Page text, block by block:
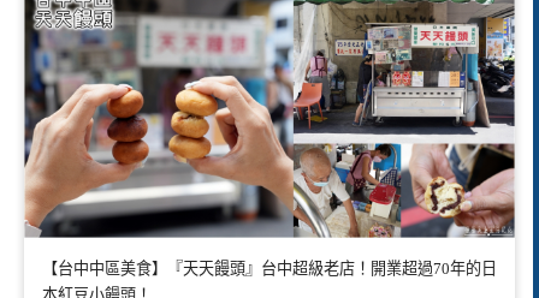
【台中中區美食】『天天饅頭』台中超級老店！開業超過70年的日